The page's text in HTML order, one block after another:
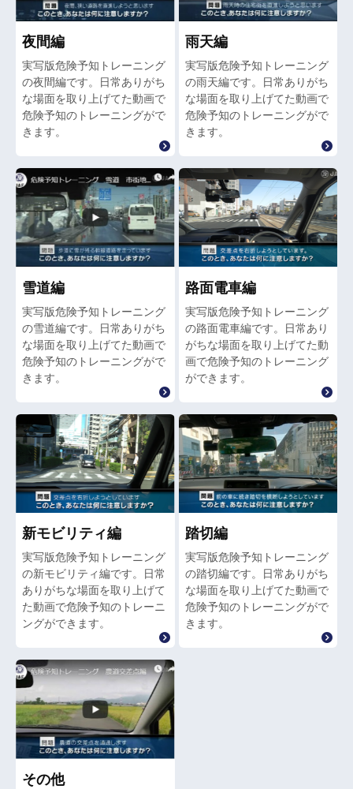
夜間編
実写版危険予知トレーニング
の夜間編です。日常ありがち
な場面を取り上げてた動画で
危険予知のトレーニングがで
きます。
雨天編
実写版危険予知トレーニング
の雨天編です。日常ありがち
な場面を取り上げてた動画で
危険予知のトレーニングがで
きます。
雪道編
実写版危険予知トレーニング
の雪道編です。日常ありがち
な場面を取り上げてた動画で
危険予知のトレーニングがで
きます。
路面電車編
実写版危険予知トレーニング
の路面電車編です。日常あり
がちな場面を取り上げてた動
画で危険予知のトレーニング
ができます。
新モビリティ編
実写版危険予知トレーニング
の新モビリティ編です。日常
ありがちな場面を取り上げて
た動画で危険予知のトレーニ
ングができます。
踏切編
実写版危険予知トレーニング
の踏切編です。日常ありがち
な場面を取り上げてた動画で
危険予知のトレーニングがで
きます。
その他